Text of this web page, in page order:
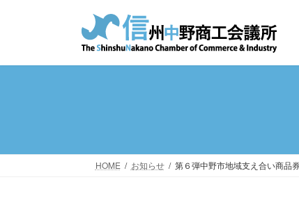
プ
動
HOME お知らせ 第６弾中野市地域支え合い商品